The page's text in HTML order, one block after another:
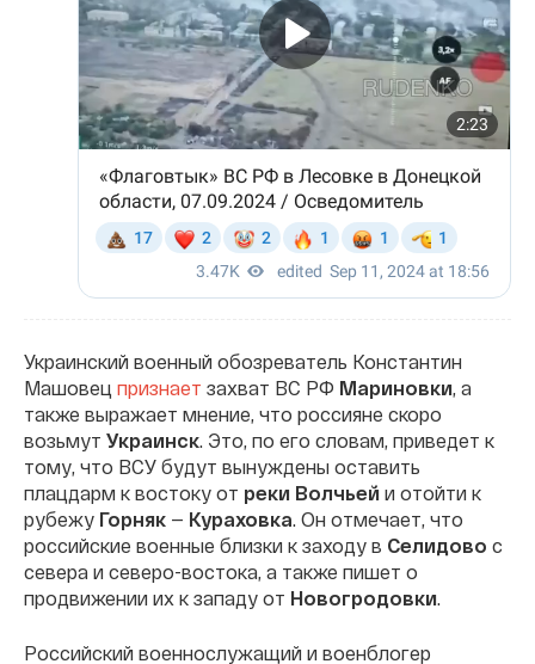
Украинский военный обозреватель Константин
Машовец признает захват ВС РФ Мариновки, а
также выражает мнение, что россияне скоро
возьмут Украинск. Это, по его словам, приведет к
тому, что ВСУ будут вынуждены оставить
плацдарм к востоку от реки Волчьей и отойти к
рубежу Горняк — Кураховка. Он отмечает, что
российские военные близки к заходу в Селидово с
севера и северо-востока, а также пишет о
продвижении их к западу от Новогродовки.
Российский военнослужащий и военблогер